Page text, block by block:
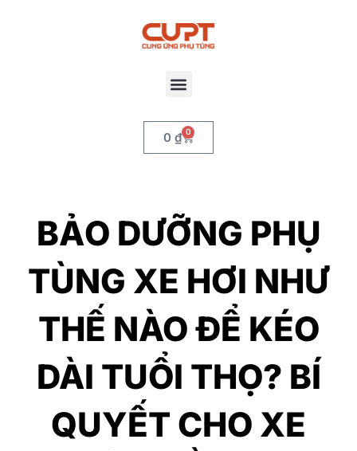
0 ₫ 0
BẢO DƯỠNG PHỤ
TÙNG XE HƠI NHƯ
THẾ NÀO ĐỂ KÉO
DÀI TUỔI THỌ? BÍ
QUYẾT CHO XE